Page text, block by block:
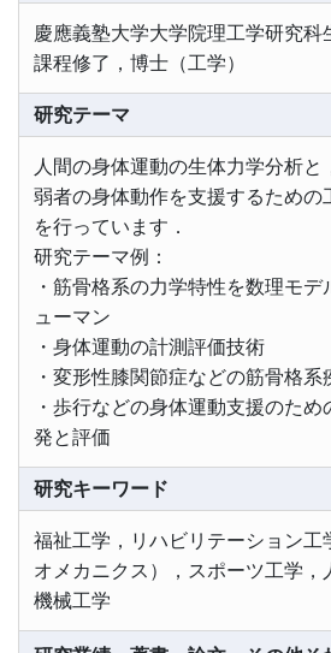
慶應義塾大学大学院理工学研究
課程修了，博士（工学）
研究テーマ
人間の身体運動の生体力学分析と
弱者の身体動作を支援するための
を行っています．
研究テーマ例：
・筋骨格系の力学特性を数理モ
ューマン
・身体運動の計測評価技術
・変形性膝関節症などの筋骨格
・歩行などの身体運動支援のた
発と評価
研究キーワード
福祉工学，リハビリテーション工
オメカニクス），スポーツ工学，
機械工学